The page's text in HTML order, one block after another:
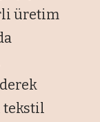
üretim
tekstil